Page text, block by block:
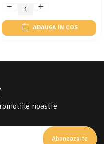
ADAUGA IN COS
noastre